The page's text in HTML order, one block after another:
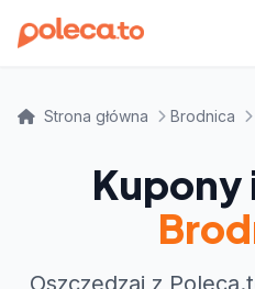
Strona główna Brodnica
Oszczędzaj z